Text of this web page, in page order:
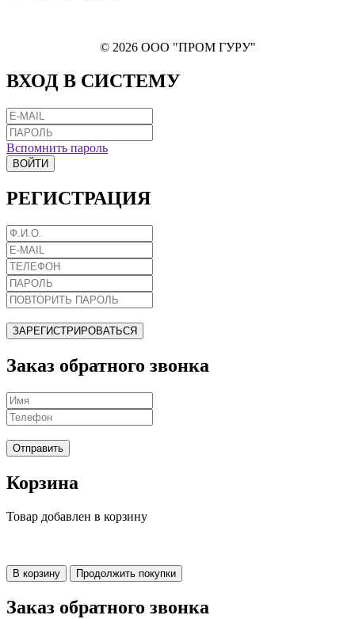
© 2026 ООО "ПРОМ ГУРУ"
ВХОД В СИСТЕМУ
Вспомнить пароль
ВОЙТИ
РЕГИСТРАЦИЯ
ЗАРЕГИСТРИРОВАТЬСЯ
Заказ обратного звонка
Отправить
Корзина
Товар добавлен в корзину
В корзину Продолжить покупки
Заказ обратного звонка